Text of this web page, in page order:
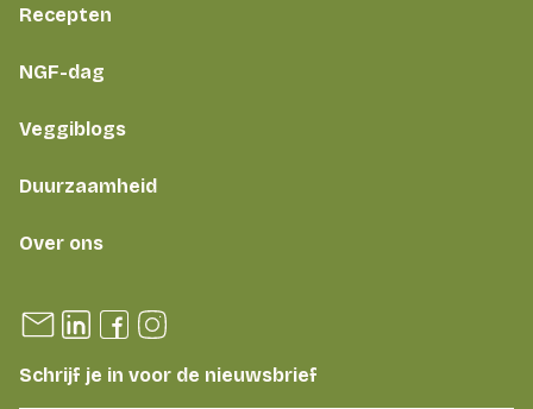
Recepten
NGF-dag
Veggiblogs
Duurzaamheid
Over ons
Schrijf je in voor de nieuwsbrief